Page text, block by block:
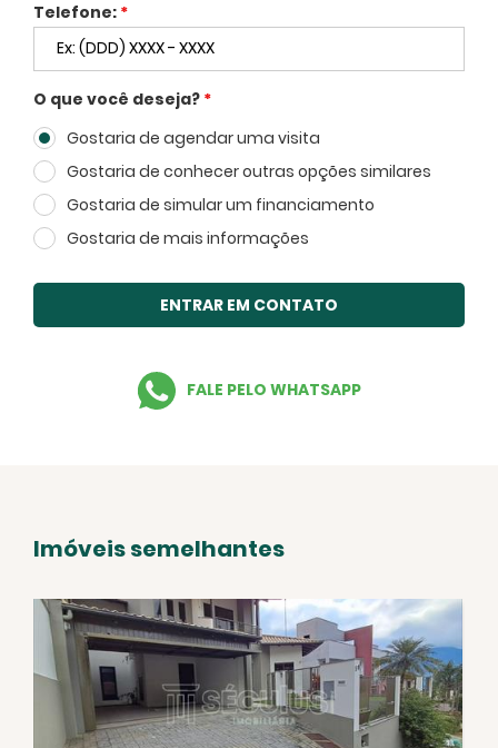
Facebook Twitter WhatsApp
Telefone: *
O que você deseja? *
Gostaria de agendar uma visita
Gostaria de conhecer outras opções similares
Gostaria de simular um financiamento
Gostaria de mais informações
ENTRAR EM CONTATO
FALE PELO WHATSAPP
Voltar
Imóveis semelhantes